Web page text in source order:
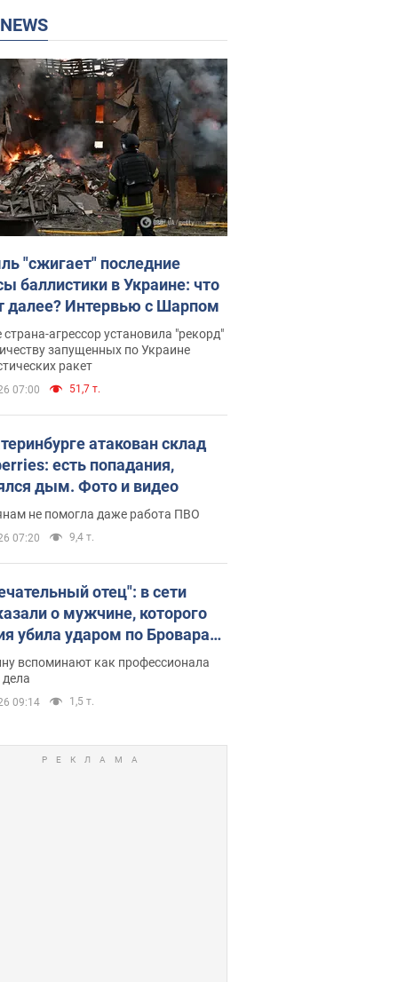
NEWS
"сжигает" последние
баллистики в Украине: что
далее? Интервью с Шарпом
агрессор установила "рекорд"
запущенных по Украине
ракет
07:00 51,7 т.
атакован склад
есть попадания,
дым. Фото и видео
не помогла даже работа ПВО
07:20 9,4 т.
отец": в сети
о мужчине, которого
убила ударом по Броварам.
вспоминают как профессионала
дела
09:14 1,5 т.